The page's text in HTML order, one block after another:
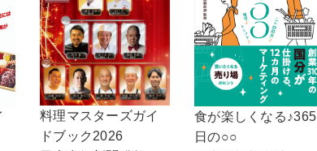
料理マスターズガイ
ドブック2026
食が楽しくなる♪365
日の○○